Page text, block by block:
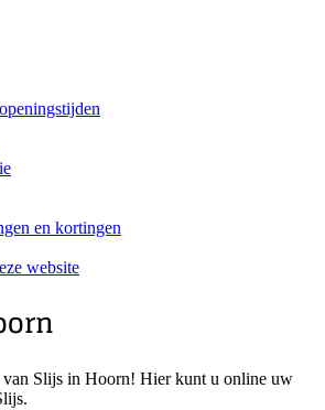
en kortingen
website
van Slijs in Hoorn! Hier kunt u online uw